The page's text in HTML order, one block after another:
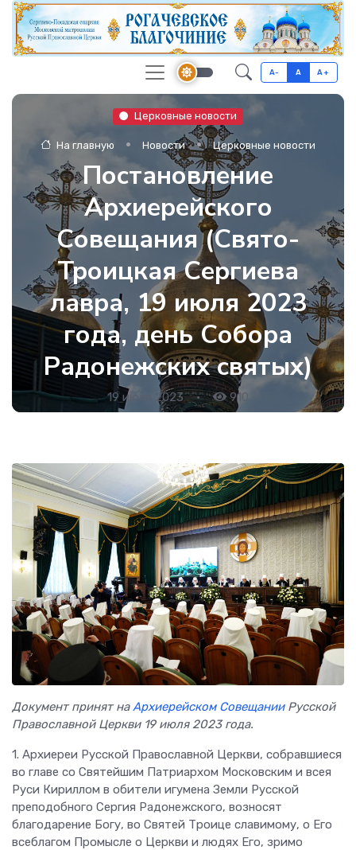
A- A A+
Церковные новости
На главную Новости Церковные новости
Постановление
Архиерейского
Совещания (Свято-
Троицкая Сергиева
лавра, 19 июля 2023
года, день Собора
Радонежских святых)
19 июля 2023 • 910
Документ принят наАрхиерейском СовещанииРусской
Православной Церкви 19 июля 2023 года.
1. Архиереи Русской Православной Церкви, собравшиеся
во главе со Святейшим Патриархом Московским и всея
Руси Кириллом в обители игумена Земли Русской
преподобного Сергия Радонежского, возносят
благодарение Богу, во Святей Троице славимому, о Его
всеблагом Промысле о Церкви и людях Его, зримо